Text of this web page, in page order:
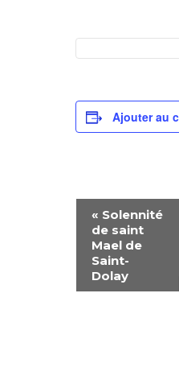
Ajouter au
N
A
V
« Solennité
de saint
Mael de
Saint-
Dolay